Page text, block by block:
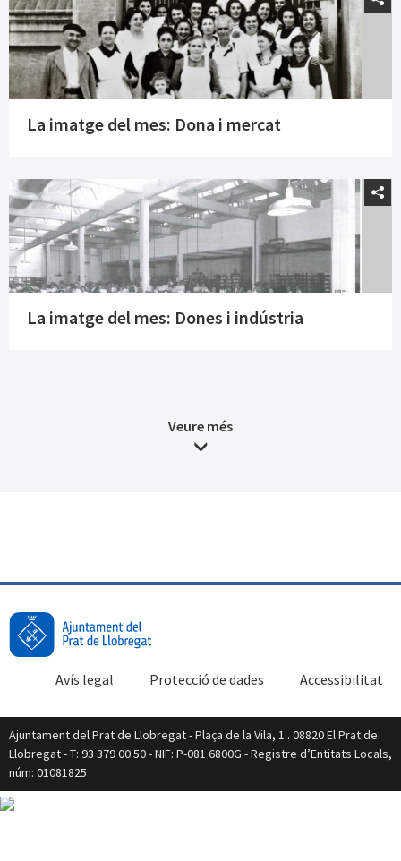
La imatge del mes: Dona i mercat
La imatge del mes: Dones i indústria
Veure més
Accessibilitat
Protecció de dades
Avís legal
Ajuntament del Prat de Llobregat - Plaça de la Vila, 1 . 08820 El Prat de
Llobregat - T: 93 379 00 50 - NIF: P-081 6800G - Registre d’Entitats Locals,
núm: 01081825